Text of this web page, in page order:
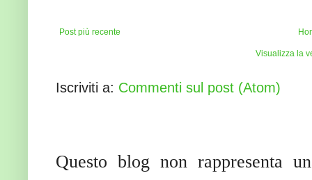
Post più recente
Visualizza la
Iscriviti a: Commenti sul post (Atom)
Questo blog non rappresenta